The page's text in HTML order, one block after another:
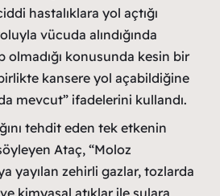
hastalıklara yol açtığı
vücuda alındığında
olmadığı konusunda kesin bir
kansere yol açabildiğine
mevcut” ifadelerini kullandı.
tehdit eden tek etkenin
Ataç, “Moloz
yayılan zehirli gazlar, tozlarda
kimyasal atıklar ile sulara